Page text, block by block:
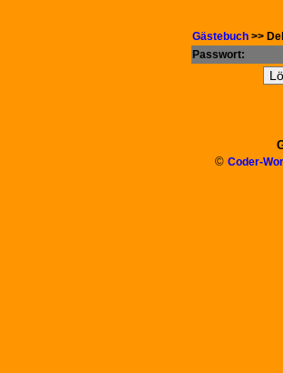
Gästebuch >>
Passwort:
© Coder-